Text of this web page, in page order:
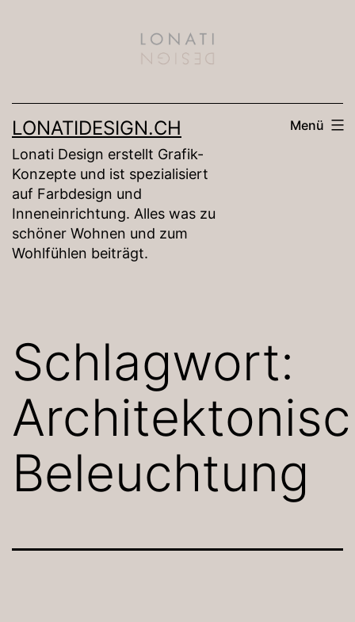
LONATIDESIGN.CH
Lonati Design erstellt Grafik-
Konzepte und ist spezialisiert
auf Farbdesign und
Inneneinrichtung. Alles was zu
schöner Wohnen und zum
Wohlfühlen beiträgt.
Menü
Schlagwort:
Beleuchtung